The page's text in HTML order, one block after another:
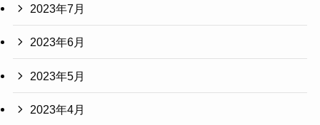
2023年7月
2023年6月
2023年5月
2023年4月